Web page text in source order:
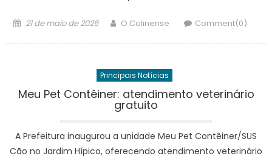
Posted
21 de maio de 2026 Author
O Colinense Comment(0)
Principais Notícias
Meu Pet Contêiner: atendimento veterinário
gratuito
A Prefeitura inaugurou a unidade Meu Pet Contêiner/SUS
Cão no Jardim Hípico, oferecendo atendimento veterinário